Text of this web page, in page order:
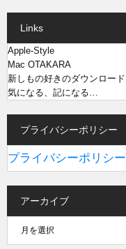
Links
Apple-Style
Mac OTAKARA
新しもの好きのダウンロード
気になる、記になる…
プライバシーポリシー
プライバシーポリシー
アーカイブ